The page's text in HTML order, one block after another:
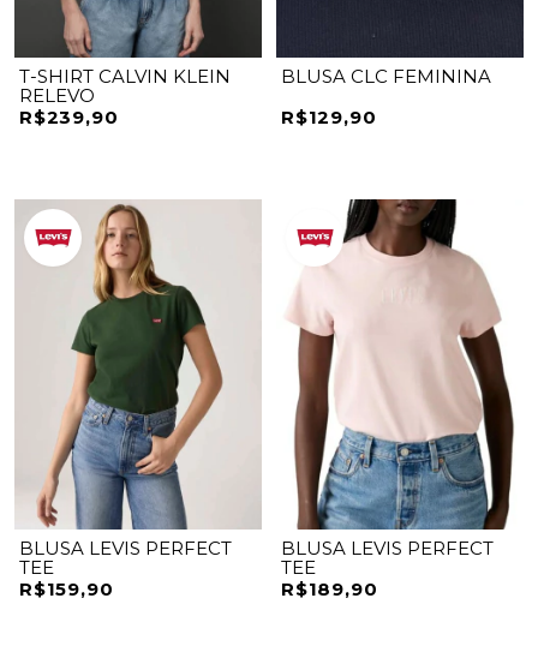
T-SHIRT CALVIN KLEIN
RELEVO
R$239,90
BLUSA CLC FEMININA
R$129,90
BLUSA LEVIS PERFECT
TEE
R$159,90
BLUSA LEVIS PERFECT
TEE
R$189,90